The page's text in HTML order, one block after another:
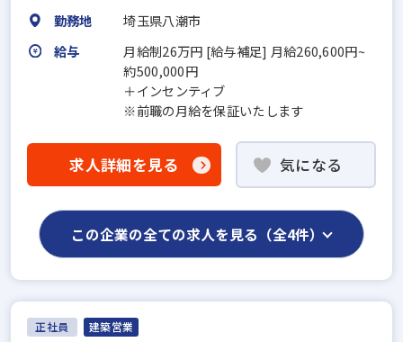
勤務地
埼玉県八潮市
給与
月給制26万円 [給与補足] 月給260,600円~
約500,000円
＋インセンティブ
※前職の月給を保証いたします
求人詳細を見る 気になる
この企業の全ての求人を見る（全4件）
正社員 建築営業